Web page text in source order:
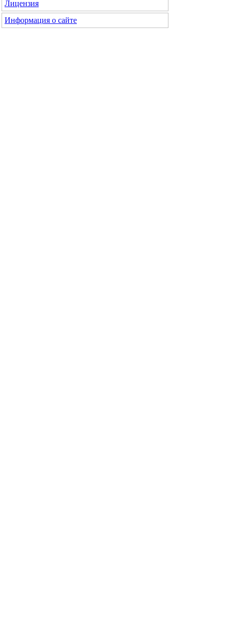
Лицензия
Информация о сайте